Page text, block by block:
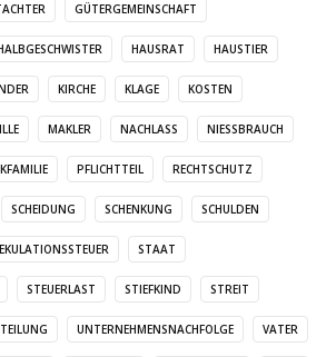
GÜTERGEMEINSCHAFT
HAUSRAT HAUSTIER
KIRCHE KLAGE KOSTEN
MAKLER NACHLASS NIESSBRAUCH
PFLICHTTEIL RECHTSCHUTZ
SCHEIDUNG SCHENKUNG SCHULDEN
STAAT
STEUERLAST STIEFKIND STREIT
UNTERNEHMENSNACHFOLGE VATER